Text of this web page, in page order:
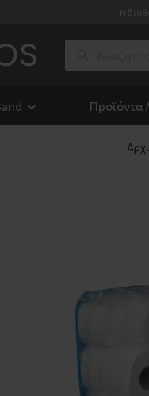
Η
Προϊόντα